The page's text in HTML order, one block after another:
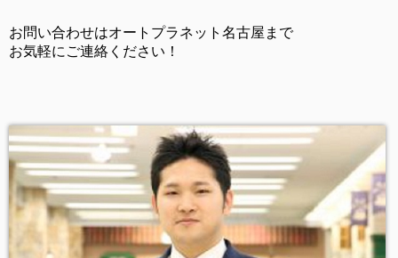
お問い合わせはオートプラネット名古屋まで
お気軽にご連絡ください！